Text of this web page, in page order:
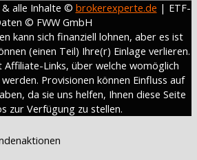
alle Inhalte © brokerexperte.de | ETF-
© FWW GmbH
kann sich finanziell lohnen, aber es ist
(einen Teil) Ihre(r) Einlage verlieren.
Affiliate-Links, über welche womöglich
Provisionen können Einfluss auf
da sie uns helfen, Ihnen diese Seite
zur Verfügung zu stellen.